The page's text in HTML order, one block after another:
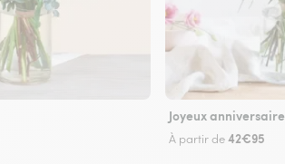
Joyeux anniversaire
À partir de42€95